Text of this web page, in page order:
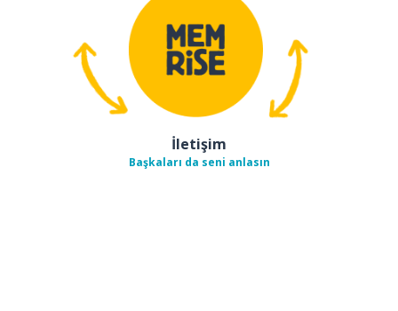
İletişim
Başkaları da seni anlasın